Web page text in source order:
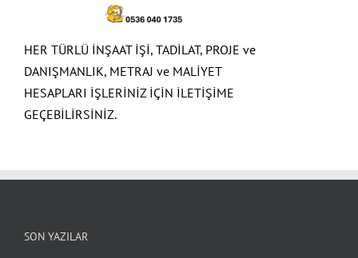
HER TÜRLÜ İNŞAAT İŞİ, TADİLAT, PROJE ve
DANIŞMANLIK, METRAJ ve MALİYET
HESAPLARI İŞLERİNİZ İÇİN İLETİŞİME
GEÇEBİLİRSİNİZ.
SON YAZILAR